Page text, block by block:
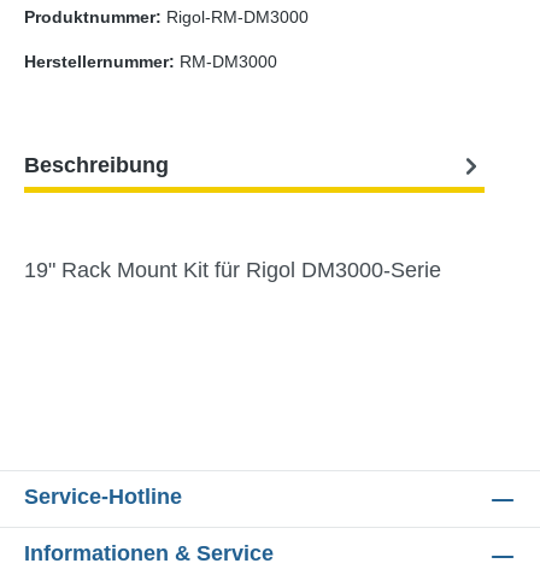
Produktnummer: Rigol-RM-DM3000
Herstellernummer: RM-DM3000
Beschreibung
19" Rack Mount Kit für Rigol DM3000-Serie
Service-Hotline
Informationen & Service